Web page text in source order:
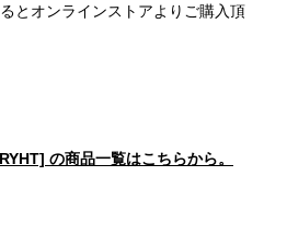
とオンラインストアよりご購入頂
の商品一覧はこちらから。